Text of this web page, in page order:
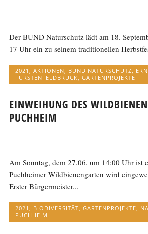
Der BUND Naturschutz lädt am 18.
17 Uhr ein zu seinem traditionellen
2021,AKTIONEN, BUND NATURSCHUTZ,
FÜRSTENFELDBRUCK,GARTENPROJEKTE
EINWEIHUNG DES
PUCHHEIM
Am Sonntag, dem 27.06. um 14:00 Uhr ist
Puchheimer Wildbienengarten wird
Erster Bürgermeister...
2021 BIODIVERSITÄT ,GARTENPROJEKTE
PUCHHEIM